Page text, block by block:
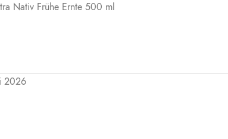
Nativ Frühe Ernte 500 ml
2026